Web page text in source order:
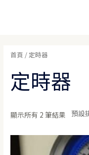
首頁 / 定時器
定時器
顯示所有 2 筆結果